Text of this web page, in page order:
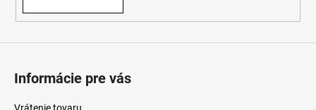
Informácie pre vás
Vrátenie tovaru